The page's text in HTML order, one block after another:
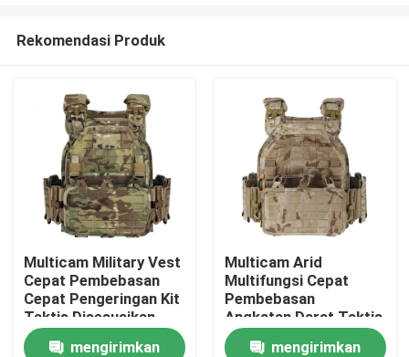
Rumah
Tentang kita
Rekomendasi Produk
Multicam Military Vest
Cepat Pembebasan
Cepat Pengeringan Kit
Taktis Disesuaikan
mengirimkan
Multicam Arid
Multifungsi Cepat
Pembebasan
Angkatan Darat Taktis
Molle Vest
mengirimkan